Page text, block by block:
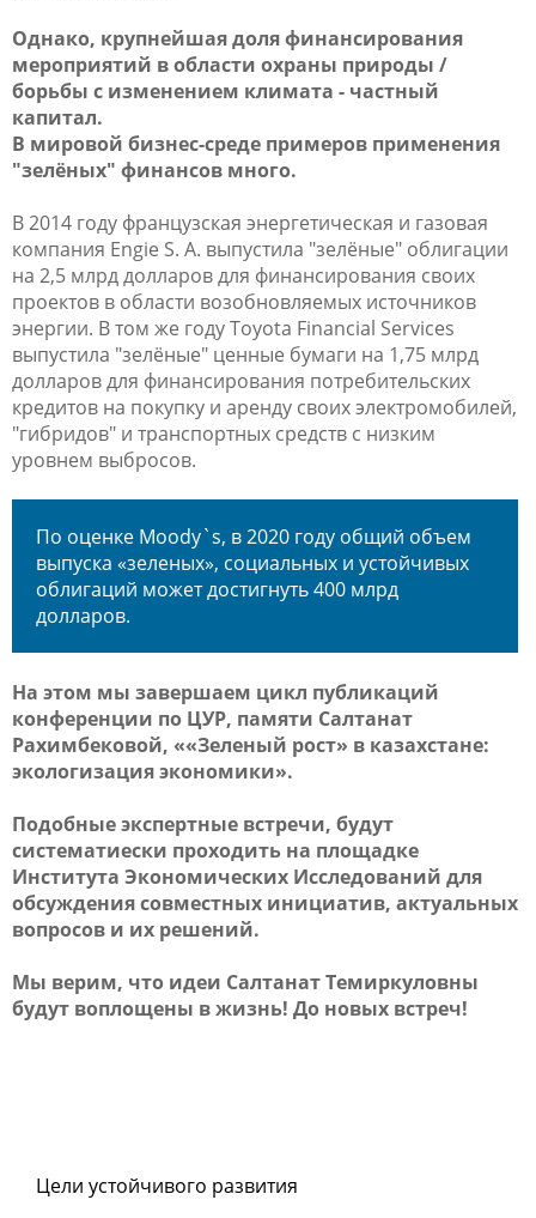
Однако, крупнейшая доля финансирования
мероприятий в области охраны природы /
борьбы с изменением климата - частный
капитал.
В мировой бизнес-среде примеров применения
"зелёных" финансов много.
В 2014 году французская энергетическая и газовая
компания Engie S. A. выпустила "зелёные" облигации
на 2,5 млрд долларов для финансирования своих
проектов в области возобновляемых источников
энергии. В том же году Toyota Financial Services
выпустила "зелёные" ценные бумаги на 1,75 млрд
долларов для финансирования потребительских
кредитов на покупку и аренду своих электромобилей,
"гибридов" и транспортных средств с низким
уровнем выбросов.
По оценке Moody`s, в 2020 году общий объем
выпуска «зеленых», социальных и устойчивых
облигаций может достигнуть 400 млрд
долларов.
На этом мы завершаем цикл публикаций
конференции по ЦУР, памяти Салтанат
Рахимбековой, ««Зеленый рост» в казахстане:
экологизация экономики».
Подобные экспертные встречи, будут
систематиески проходить на площадке
Института Экономических Исследований для
обсуждения совместных инициатив, актуальных
вопросов и их решений.
Мы верим, что идеи Салтанат Темиркуловны
будут воплощены в жизнь! До новых встреч!
Цели устойчивого развития